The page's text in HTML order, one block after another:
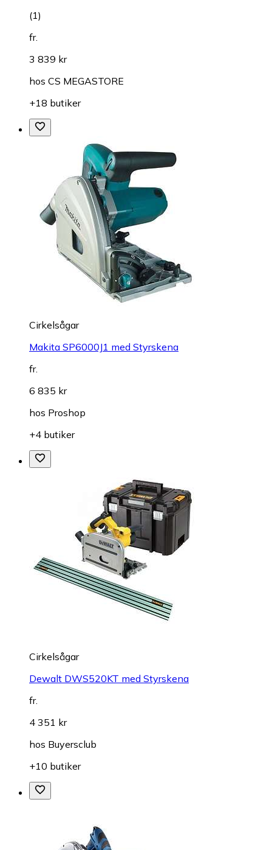
(1)
fr.
3 839 kr
hos CS MEGASTORE
+18 butiker
Cirkelsågar
Makita SP6000J1 med Styrskena
fr.
6 835 kr
hos Proshop
+4 butiker
Cirkelsågar
Dewalt DWS520KT med Styrskena
fr.
4 351 kr
hos Buyersclub
+10 butiker